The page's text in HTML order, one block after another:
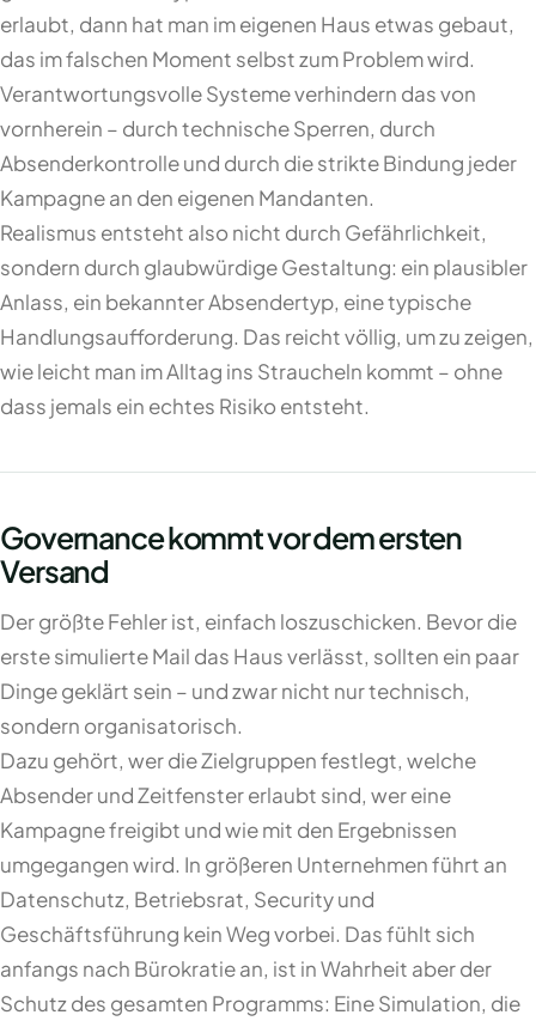
erlaubt, dann hat man im eigenen Haus etwas gebaut,
das im falschen Moment selbst zum Problem wird.
Verantwortungsvolle Systeme verhindern das von
vornherein – durch technische Sperren, durch
Absenderkontrolle und durch die strikte Bindung jeder
Kampagne an den eigenen Mandanten.
Realismus entsteht also nicht durch Gefährlichkeit,
sondern durch glaubwürdige Gestaltung: ein plausibler
Anlass, ein bekannter Absendertyp, eine typische
Handlungsaufforderung. Das reicht völlig, um zu zeigen,
wie leicht man im Alltag ins Straucheln kommt – ohne
dass jemals ein echtes Risiko entsteht.
Governance kommt vor dem ersten
Versand
Der größte Fehler ist, einfach loszuschicken. Bevor die
erste simulierte Mail das Haus verlässt, sollten ein paar
Dinge geklärt sein – und zwar nicht nur technisch,
sondern organisatorisch.
Dazu gehört, wer die Zielgruppen festlegt, welche
Absender und Zeitfenster erlaubt sind, wer eine
Kampagne freigibt und wie mit den Ergebnissen
umgegangen wird. In größeren Unternehmen führt an
Datenschutz, Betriebsrat, Security und
Geschäftsführung kein Weg vorbei. Das fühlt sich
anfangs nach Bürokratie an, ist in Wahrheit aber der
Schutz des gesamten Programms: Eine Simulation, die